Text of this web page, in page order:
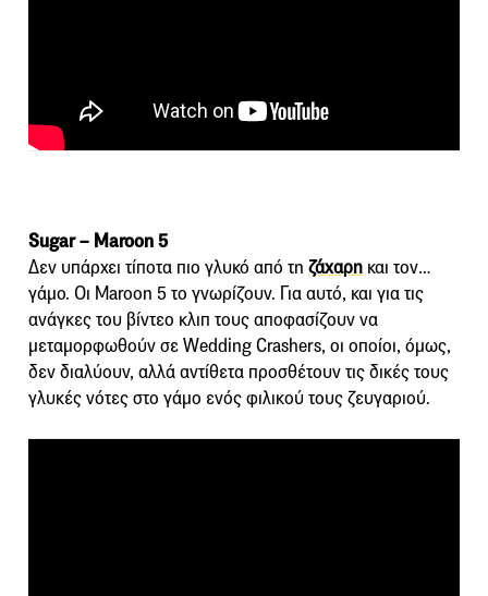
Sugar – Maroon 5
Δεν υπάρχει τίποτα πιο γλυκό από τη ζάχαρη και τον…
γάμο. Οι Maroon 5 το γνωρίζουν. Για αυτό, και για τις
ανάγκες του βίντεο κλιπ τους αποφασίζουν να
μεταμορφωθούν σε Wedding Crashers, οι οποίοι, όμως,
δεν διαλύουν, αλλά αντίθετα προσθέτουν τις δικές τους
γλυκές νότες στο γάμο ενός φιλικού τους ζευγαριού.